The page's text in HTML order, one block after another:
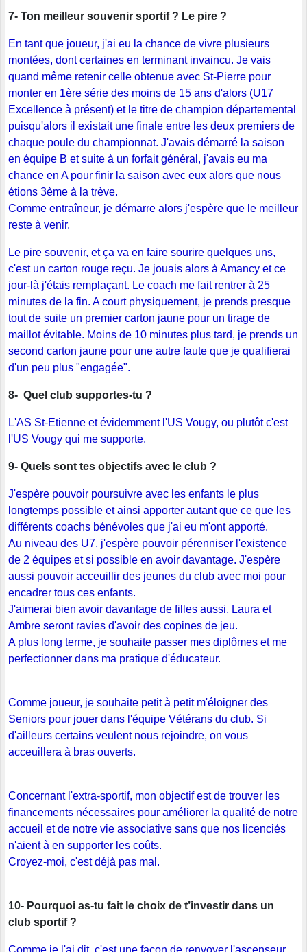
7- Ton meilleur souvenir sportif ? Le pire ?
En tant que joueur, j'ai eu la chance de vivre plusieurs
montées, dont certaines en terminant invaincu. Je vais
quand même retenir celle obtenue avec St-Pierre pour
monter en 1ère série des moins de 15 ans d'alors (U17
Excellence à présent) et le titre de champion départemental
puisqu'alors il existait une finale entre les deux premiers de
chaque poule du championnat. J'avais démarré la saison
en équipe B et suite à un forfait général, j'avais eu ma
chance en A pour finir la saison avec eux alors que nous
étions 3ème à la trève.
Comme entraîneur, je démarre alors j'espère que le meilleur
reste à venir.
Le pire souvenir, et ça va en faire sourire quelques uns,
c'est un carton rouge reçu. Je jouais alors à Amancy et ce
jour-là j'étais remplaçant. Le coach me fait rentrer à 25
minutes de la fin. A court physiquement, je prends presque
tout de suite un premier carton jaune pour un tirage de
maillot évitable. Moins de 10 minutes plus tard, je prends un
second carton jaune pour une autre faute que je qualifierai
d'un peu plus "engagée".
8- Quel club supportes-tu ?
L'AS St-Etienne et évidemment l'US Vougy, ou plutôt c'est
l'US Vougy qui me supporte.
9- Quels sont tes objectifs avec le club ?
J'espère pouvoir poursuivre avec les enfants le plus
longtemps possible et ainsi apporter autant que ce que les
différents coachs bénévoles que j'ai eu m'ont apporté.
Au niveau des U7, j'espère pouvoir pérenniser l'existence
de 2 équipes et si possible en avoir davantage. J'espère
aussi pouvoir acceuillir des jeunes du club avec moi pour
encadrer tous ces enfants.
J'aimerai bien avoir davantage de filles aussi, Laura et
Ambre seront ravies d'avoir des copines de jeu.
A plus long terme, je souhaite passer mes diplômes et me
perfectionner dans ma pratique d'éducateur.
Comme joueur, je souhaite petit à petit m'éloigner des
Seniors pour jouer dans l'équipe Vétérans du club. Si
d'ailleurs certains veulent nous rejoindre, on vous
acceuillera à bras ouverts.
Concernant l'extra-sportif, mon objectif est de trouver les
financements nécessaires pour améliorer la qualité de notre
accueil et de notre vie associative sans que nos licenciés
n'aient à en supporter les coûts.
Croyez-moi, c'est déjà pas mal.
10- Pourquoi as-tu fait le choix de t’investir dans un
club sportif ?